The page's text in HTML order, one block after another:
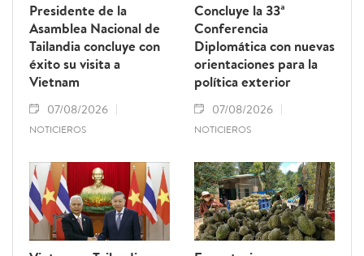
Presidente de la
Asamblea Nacional de
Tailandia concluye con
éxito su visita a
Vietnam
07/08/2026
NOTICIEROS
Concluye la 33ª
Conferencia
Diplomática con nuevas
orientaciones para la
política exterior
07/08/2026
NOTICIEROS